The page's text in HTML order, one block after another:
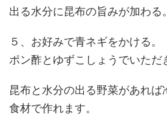
出る水分に昆布の旨みが加わる。
５、お好みで青ネギをかける。
ポン酢とゆずこしょうでいただ
昆布と水分の出る野菜があれば
食材で作れます。